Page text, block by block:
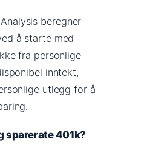
beregner
å starte med
fra personlige
inntekt,
utlegg for å
sparerate 401k?